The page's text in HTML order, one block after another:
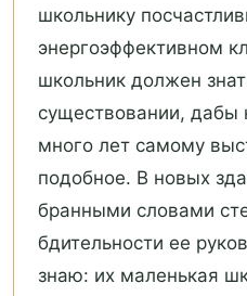
школьнику
энергоэффективном
школьник должен
существовании, дабы
много лет самому
подобное. В новых
бранными словами
бдительности ее
знаю: их маленькая